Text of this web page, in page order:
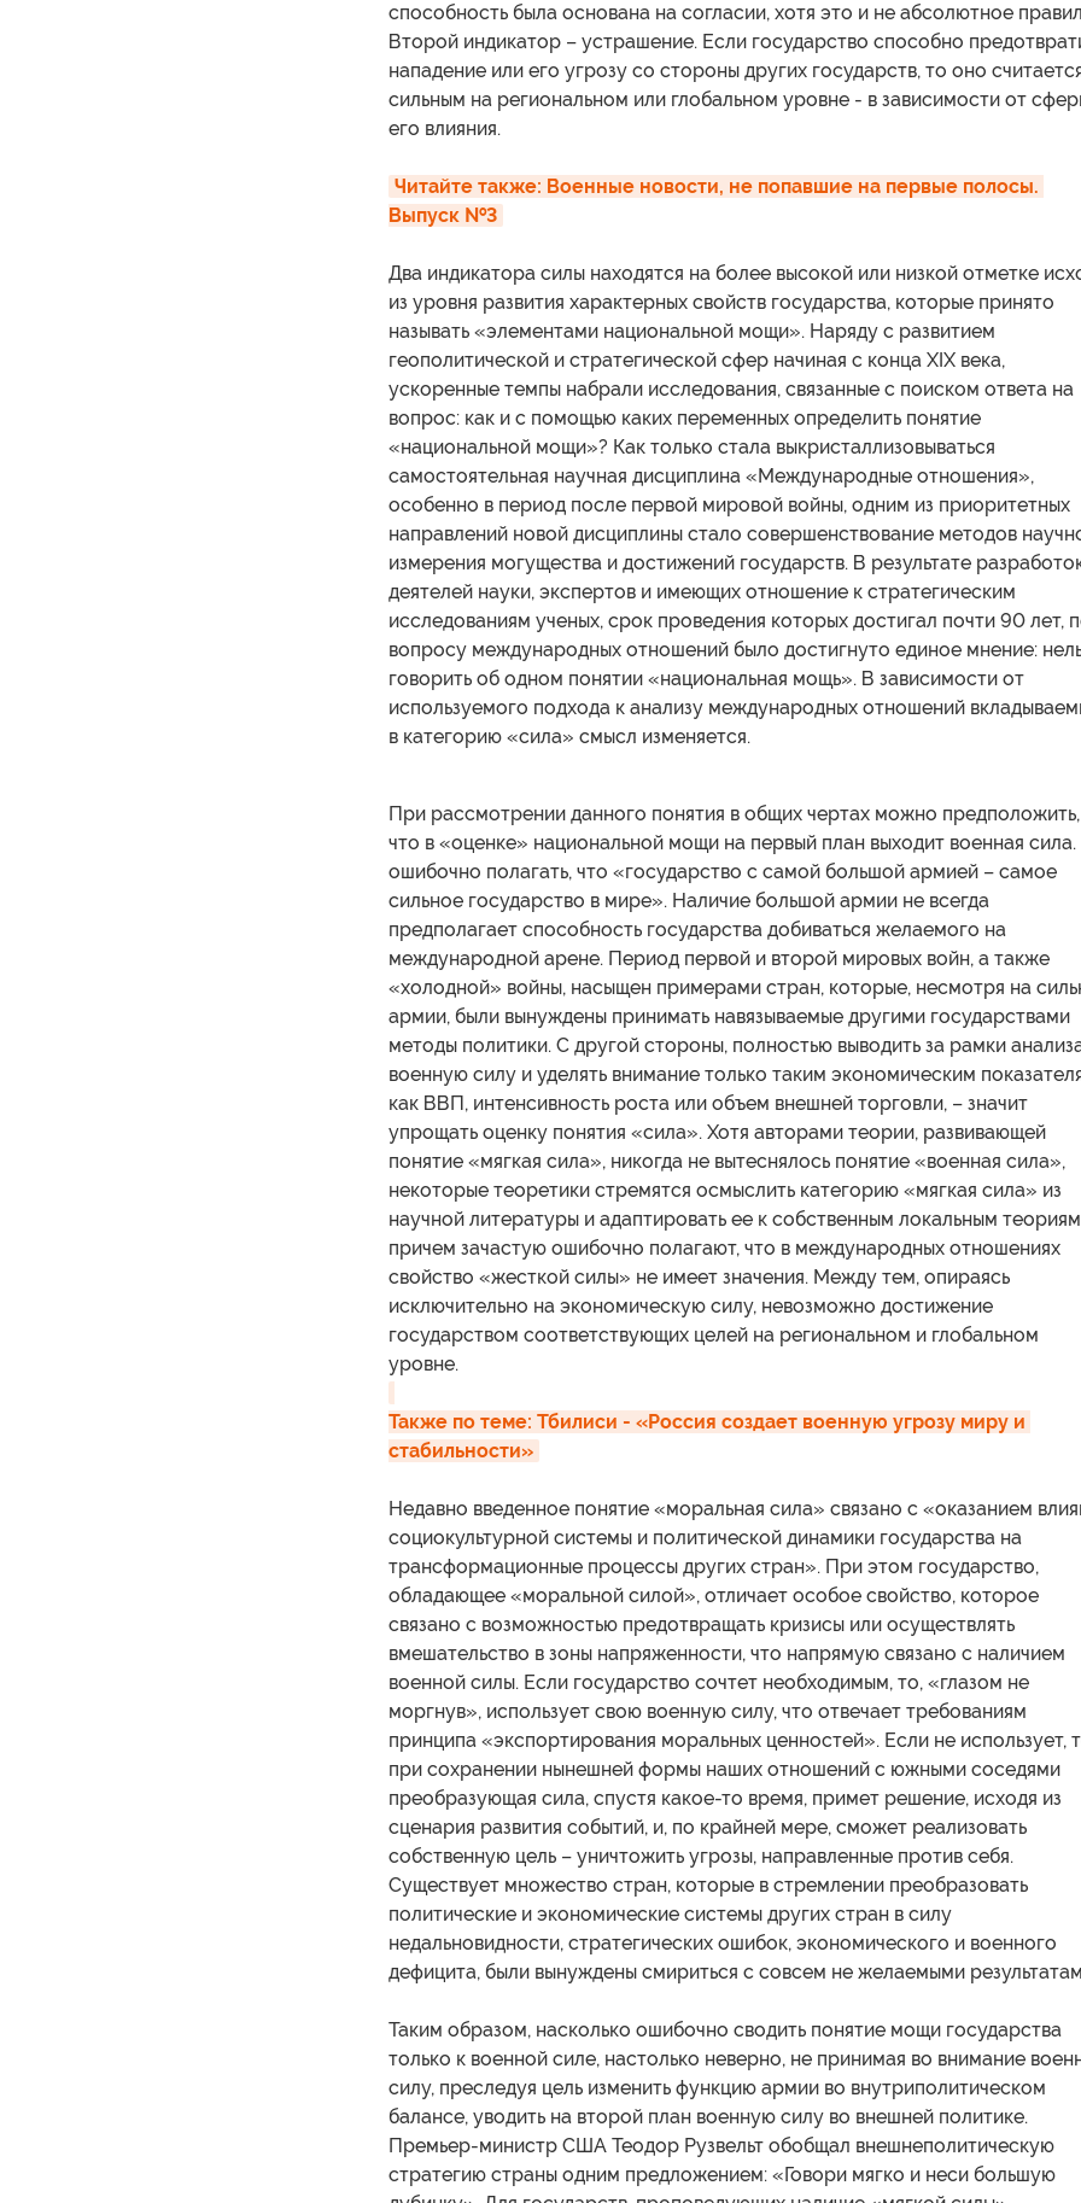
способность была основана на согласии, хотя это и не абсолютное
Второй индикатор – устрашение. Если государство способно
нападение или его угрозу со стороны других государств, то оно
сильным на региональном или глобальном уровне - в зависимости от
его влияния.
Читайте также: Военные новости, не попавшие на первые полосы.
Выпуск №3
Два индикатора силы находятся на более высокой или низкой отметке
из уровня развития характерных свойств государства, которые принято
называть «элементами национальной мощи». Наряду с развитием
геополитической и стратегической сфер начиная с конца XIX века,
ускоренные темпы набрали исследования, связанные с поиском ответа на
вопрос: как и с помощью каких переменных определить понятие
«национальной мощи»? Как только стала выкристаллизовываться
самостоятельная научная дисциплина «Международные отношения»,
особенно в период после первой мировой войны, одним из приоритетных
направлений новой дисциплины стало совершенствование методов
измерения могущества и достижений государств. В результате
деятелей науки, экспертов и имеющих отношение к стратегическим
исследованиям ученых, срок проведения которых достигал почти 90 лет,
вопросу международных отношений было достигнуто единое мнение:
говорить об одном понятии «национальная мощь». В зависимости от
используемого подхода к анализу международных отношений
в категорию «сила» смысл изменяется.
При рассмотрении данного понятия в общих чертах можно предположить,
что в «оценке» национальной мощи на первый план выходит военная
ошибочно полагать, что «государство с самой большой армией – самое
сильное государство в мире». Наличие большой армии не всегда
предполагает способность государства добиваться желаемого на
международной арене. Период первой и второй мировых войн, а также
«холодной» войны, насыщен примерами стран, которые, несмотря на
армии, были вынуждены принимать навязываемые другими государствами
методы политики. С другой стороны, полностью выводить за рамки
военную силу и уделять внимание только таким экономическим
как ВВП, интенсивность роста или объем внешней торговли, – значит
упрощать оценку понятия «сила». Хотя авторами теории, развивающей
понятие «мягкая сила», никогда не вытеснялось понятие «военная сила»,
некоторые теоретики стремятся осмыслить категорию «мягкая сила» из
научной литературы и адаптировать ее к собственным локальным
причем зачастую ошибочно полагают, что в международных отношениях
свойство «жесткой силы» не имеет значения. Между тем, опираясь
исключительно на экономическую силу, невозможно достижение
государством соответствующих целей на региональном и глобальном
уровне.
Также по теме: Тбилиси - «Россия создает военную угрозу миру и
стабильности»
Недавно введенное понятие «моральная сила» связано с «оказанием
социокультурной системы и политической динамики государства на
трансформационные процессы других стран». При этом государство,
обладающее «моральной силой», отличает особое свойство, которое
связано с возможностью предотвращать кризисы или осуществлять
вмешательство в зоны напряженности, что напрямую связано с наличием
военной силы. Если государство сочтет необходимым, то, «глазом не
моргнув», использует свою военную силу, что отвечает требованиям
принципа «экспортирования моральных ценностей». Если не использует,
при сохранении нынешней формы наших отношений с южными соседями
преобразующая сила, спустя какое-то время, примет решение, исходя из
сценария развития событий, и, по крайней мере, сможет реализовать
собственную цель – уничтожить угрозы, направленные против себя.
Существует множество стран, которые в стремлении преобразовать
политические и экономические системы других стран в силу
недальновидности, стратегических ошибок, экономического и военного
дефицита, были вынуждены смириться с совсем не желаемыми
Таким образом, насколько ошибочно сводить понятие мощи государства
только к военной силе, настолько неверно, не принимая во внимание
силу, преследуя цель изменить функцию армии во внутриполитическом
балансе, уводить на второй план военную силу во внешней политике.
Премьер-министр США Теодор Рузвельт обобщал внешнеполитическую
стратегию страны одним предложением: «Говори мягко и неси большую